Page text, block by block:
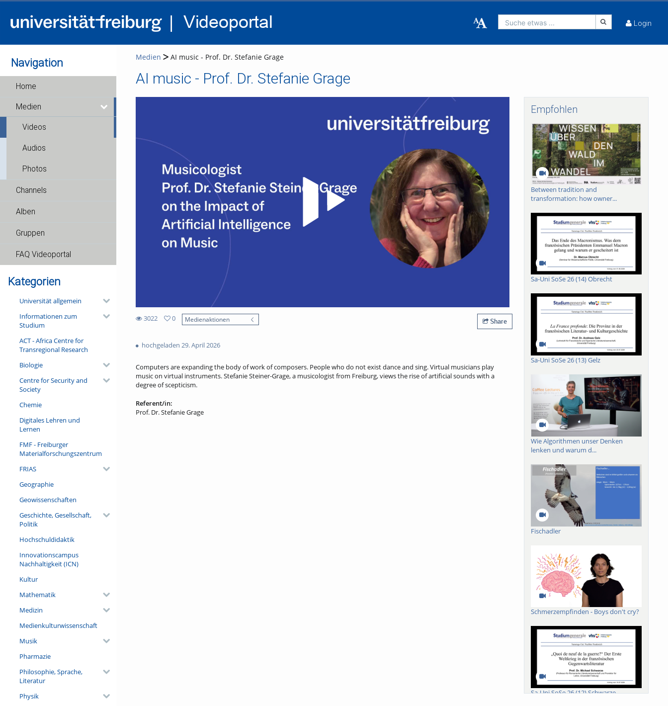
Suche etwas ... Login
Navigation
Home
Medien
Videos
Audios
Photos
Channels
Alben
Gruppen
FAQ Videoportal
Kategorien
Universität allgemein
Informationen zum
Studium
ACT - Africa Centre for
Transregional Research
Biologie
Centre for Security and
Society
Chemie
Digitales Lehren und
Lernen
FMF - Freiburger
Materialforschungszentrum
FRIAS
Geographie
Geowissenschaften
Geschichte, Gesellschaft,
Politik
Hochschuldidaktik
Innovationscampus
Nachhaltigkeit (ICN)
Kultur
Mathematik
Medizin
Medienkulturwissenschaft
Musik
Pharmazie
Philosophie, Sprache,
Literatur
Physik
Medien AI music - Prof. Dr. Stefanie Grage
AI music - Prof. Dr. Stefanie Grage
Video abspielen
3022
views
0
Medienaktionen Share
hochgeladen 29. April 2026
Computers are expanding the body of work of composers. People who do not exist dance and sing. Virtual musicians play
music on virtual instruments. Stefanie Steiner-Grage, a musicologist from Freiburg, views the rise of artificial sounds with a
degree of scepticism.
Referent/in:
Prof. Dr. Stefanie Grage
Empfohlen
Between tradition and
transformation: how owner...
Sa-Uni SoSe 26 (14) Obrecht
Sa-Uni SoSe 26 (13) Gelz
Wie Algorithmen unser Denken
lenken und warum d...
Fischadler
Schmerzempfinden - Boys don't cry?
Sa-Uni SoSe 26 (12) Schwarze